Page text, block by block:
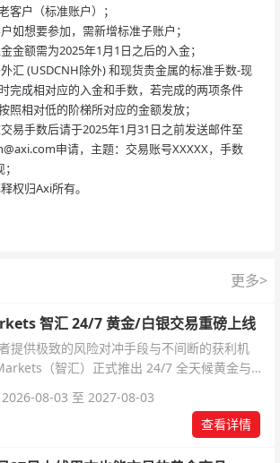
客户（标准账户）；
如想要参加，需新增标准子账户；
金额需为2025年1月1日之后的入金；
汇 (USDCNH除外) 和现货贵金属的标准手数-现
完成相对应的入金和手数，若完成的两项条件
照相对低的阶梯所对应的金额发放；
易手数后请于2025年1月31日之前发送邮件至
申请，主题：交易账号XXXXX，手数
权归Axi所有。
更多>
智汇 24/7 黄金/白银交易重磅上线
提供极致的风险对冲手段与不间断的获利机
（智汇）正式推出 24/7 全天候黄金与白
软件及交易细则。
08-03 至 2027-08-03
查看详情